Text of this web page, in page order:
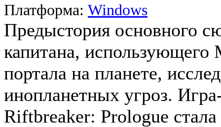
Платформа: Windows
Предыстория основного
капитана, использующего
портала на планете,
инопланетных угроз.
Riftbreaker: Prologue